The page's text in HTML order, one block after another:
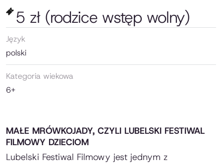
5 zł (rodzice wstęp wolny)
Język
polski
Kategoria wiekowa
6+
MAŁE MRÓWKOJADY, CZYLI LUBELSKI FESTIWAL
FILMOWY DZIECIOM
Lubelski Festiwal Filmowy jest jednym z